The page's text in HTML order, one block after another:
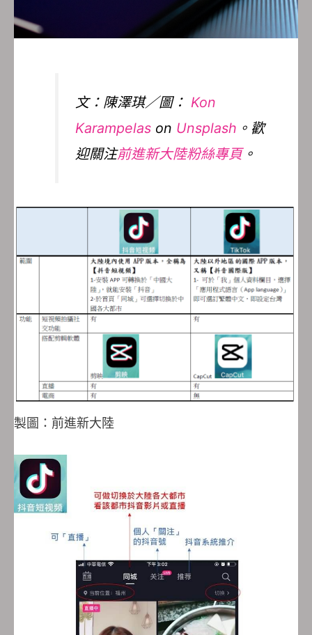
文：陳澤琪／圖： Kon
Karampelas on Unsplash 。歡
迎關注前進新大陸粉絲專頁。
製圖：前進新大陸